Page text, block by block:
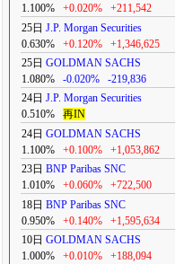
1.100%
+0.020% +211,542
25日 J.P. Morgan Securities
0.630%
+0.120% +1,346,625
25日 GOLDMAN SACHS
1.080%
-0.020% -219,836
24日 J.P. Morgan Securities
0.510%
再IN
24日 GOLDMAN SACHS
1.100%
+0.100% +1,053,862
23日 BNP Paribas SNC
1.010%
+0.060% +722,500
18日 BNP Paribas SNC
0.950%
+0.140% +1,595,634
10日 GOLDMAN SACHS
1.000%
+0.010% +188,094